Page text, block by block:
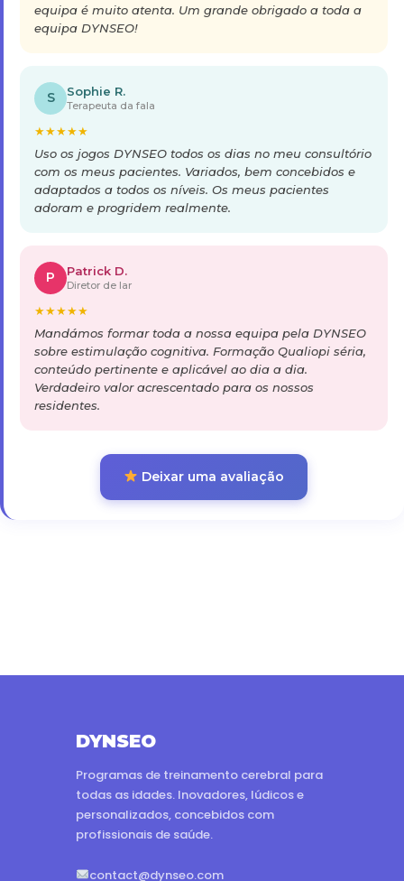
equipa é muito atenta. Um grande obrigado a toda a
equipa DYNSEO!
S Sophie R.
Terapeuta da fala
★★★★★
Uso os jogos DYNSEO todos os dias no meu consultório
com os meus pacientes. Variados, bem concebidos e
adaptados a todos os níveis. Os meus pacientes
adoram e progridem realmente.
P Patrick D.
Diretor de lar
★★★★★
Mandámos formar toda a nossa equipa pela DYNSEO
sobre estimulação cognitiva. Formação Qualiopi séria,
conteúdo pertinente e aplicável ao dia a dia.
Verdadeiro valor acrescentado para os nossos
residentes.
Deixar uma avaliação
DYNSEO
Programas de treinamento cerebral para
todas as idades. Inovadores, lúdicos e
personalizados, concebidos com
profissionais de saúde.
contact@dynseo.com